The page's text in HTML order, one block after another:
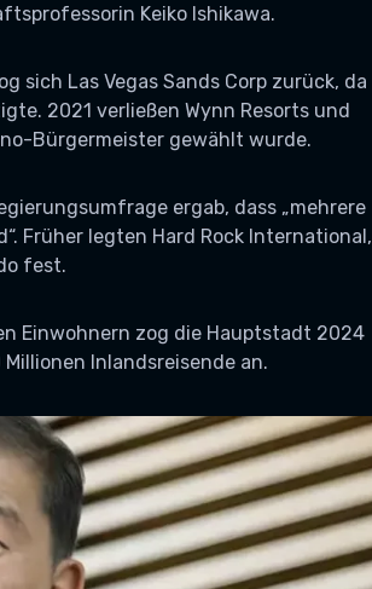
Keiko Ishikawa.
sich Las Vegas Sands Corp zurück, da
2021 verließen Wynn Resorts und
Bürgermeister gewählt wurde.
ergab, dass „mehrere
Früher legten Hard Rock International,
fest.
Einwohnern zog die Hauptstadt 2024
Inlandsreisende an.